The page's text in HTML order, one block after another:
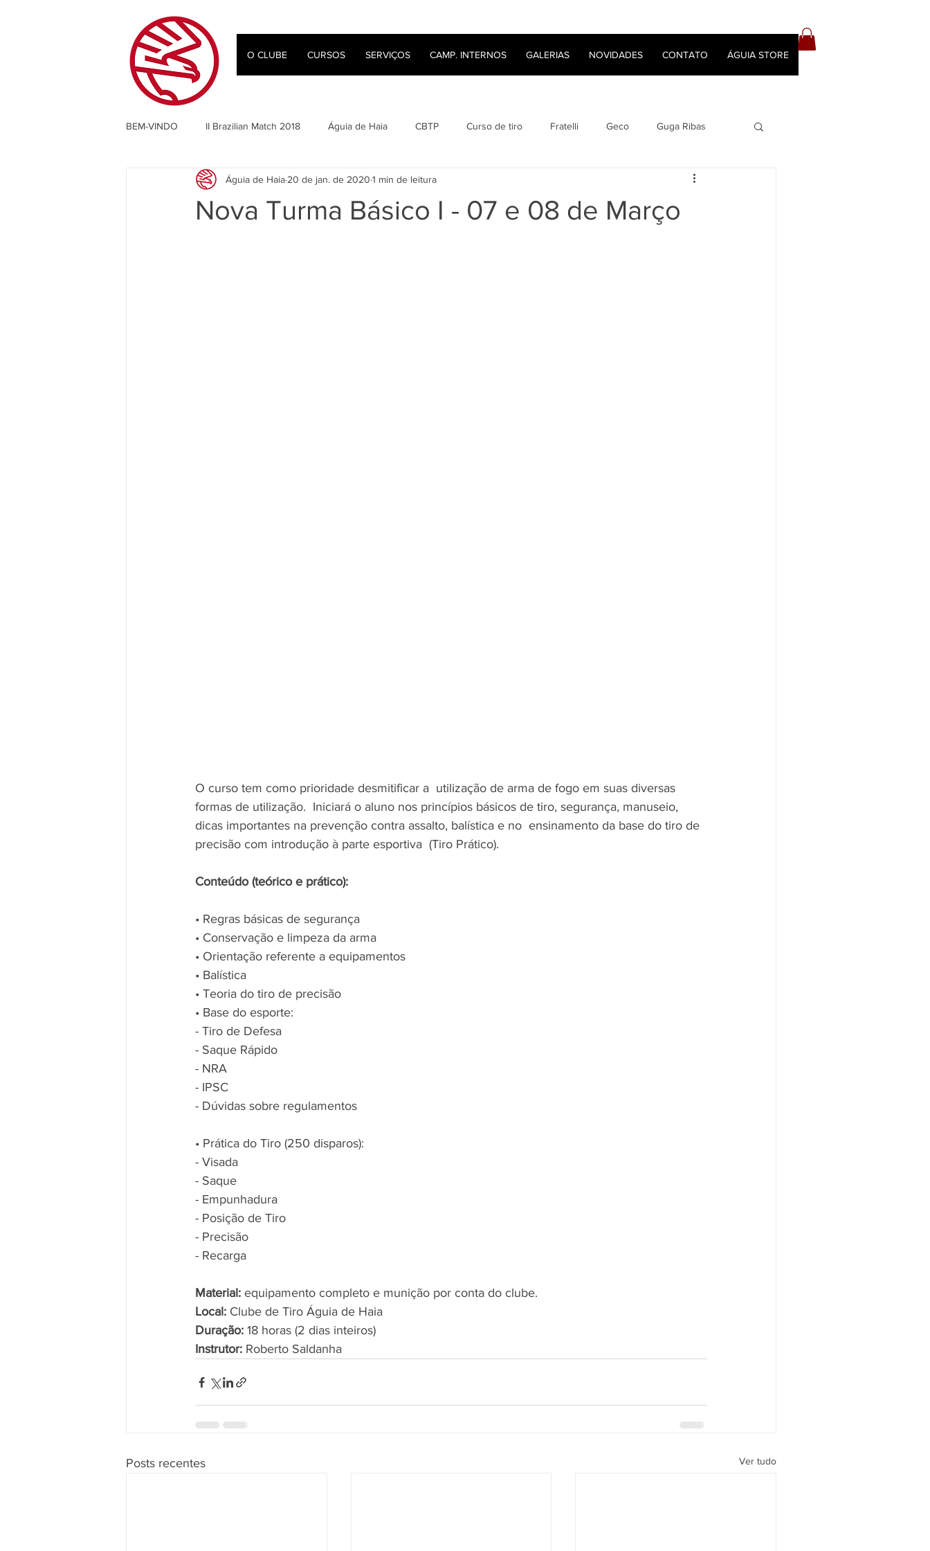
O CLUBE CURSOS SERVIÇOS CAMP. INTERNOS GALERIAS NOVIDADES CONTATO ÁGUIA STORE
BEM-VINDO II Brazilian Match 2018 Águia de Haia CBTP Curso de tiro Fratelli Geco Guga Ribas
Jaime Saldanha Jr Lyon Bullets Roberto Saldanha
Nova Turma Básico I - 07 e 08 de Março
Águia de Haia 20 de jan. de 2020 1 min de leitura
O curso tem como prioridade desmitificar a  utilização de arma de fogo em suas diversas
formas de utilização.  Iniciará o aluno nos princípios básicos de tiro, segurança, manuseio,
dicas importantes na prevenção contra assalto, balística e no  ensinamento da base do tiro de
precisão com introdução à parte esportiva  (Tiro Prático).
Conteúdo (teórico e prático):
• Regras básicas de segurança
• Conservação e limpeza da arma
• Orientação referente a equipamentos
• Balística
• Teoria do tiro de precisão
• Base do esporte:
- Tiro de Defesa
- Saque Rápido
- NRA
- IPSC
- Dúvidas sobre regulamentos
• Prática do Tiro (250 disparos):
- Visada
- Saque
- Empunhadura
- Posição de Tiro
- Precisão
- Recarga ​
Material: equipamento completo e munição por conta do clube. ​
Local: Clube de Tiro Águia de Haia
Duração: 18 horas (2 dias inteiros) ​
Instrutor: Roberto Saldanha
Posts recentes Ver tudo